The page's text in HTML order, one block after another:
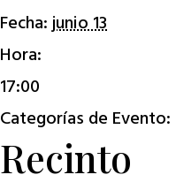
Fecha:junio 13
Hora:
17:00
Categorías de Evento:
Recinto